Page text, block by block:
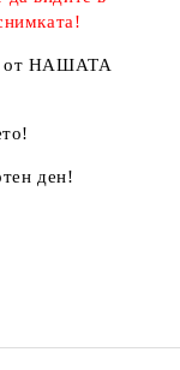
от НАШАТА
ден!